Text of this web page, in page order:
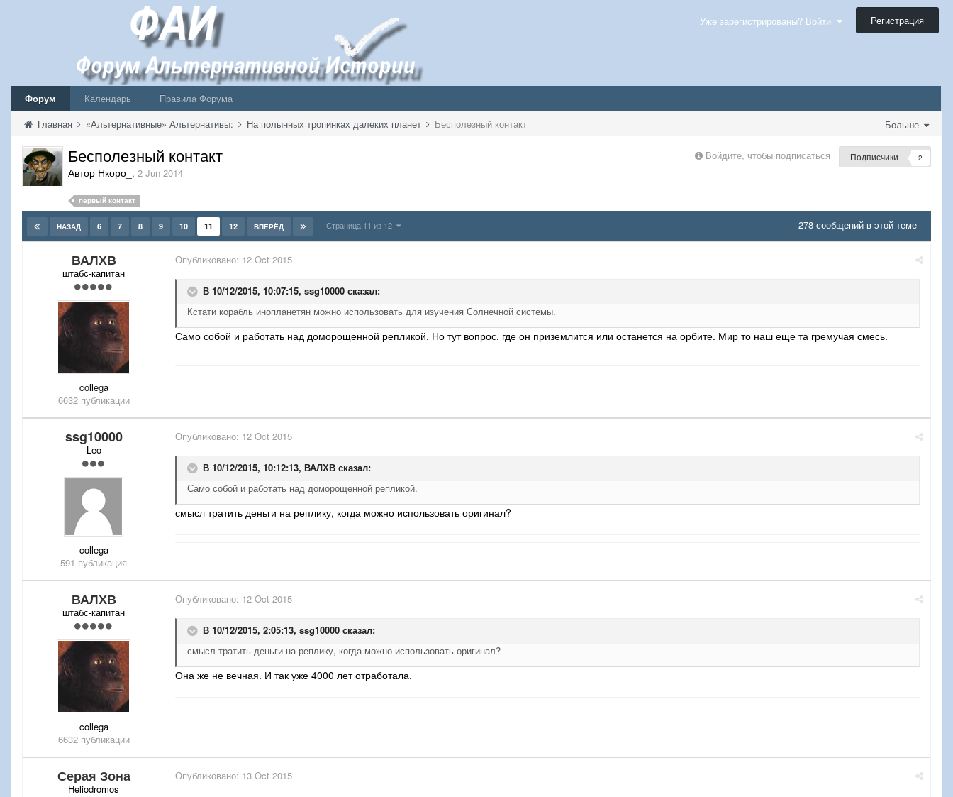
Уже зарегистрированы? Войти Регистрация
Форум Календарь
Правила Форума
Больше
Главная «Альтернативные» Альтернативы: На полынных тропинках далеких планет Бесполезный контакт
Войдите, чтобы подписаться Подписчики 2
Бесполезный контакт
Автор Нкоро_ , 2 Jun 2014
первый контакт
278 сообщений в этой теме
НАЗАД 6 7 8 9 10 11 12 ВПЕРЁД Страница 11 из 12
ВАЛХВ
штабс-капитан
collega
6632 публикации
Опубликовано: 12 Oct 2015
В 10/12/2015, 10:07:15, ssg10000 сказал:
Кстати корабль инопланетян можно использовать для изучения Солнечной системы.
Само собой и работать над доморощенной репликой. Но тут вопрос, где он приземлится или останется на орбите. Мир то наш еще та гремучая смесь.
ssg10000
Leo
collega
591 публикация
Опубликовано: 12 Oct 2015
В 10/12/2015, 10:12:13, ВАЛХВ сказал:
Само собой и работать над доморощенной репликой.
смысл тратить деньги на реплику, когда можно использовать оригинал?
ВАЛХВ
штабс-капитан
collega
6632 публикации
Опубликовано: 12 Oct 2015
В 10/12/2015, 2:05:13, ssg10000 сказал:
смысл тратить деньги на реплику, когда можно использовать оригинал?
Она же не вечная. И так уже 4000 лет отработала.
Серая Зона
Heliodromos
Опубликовано: 13 Oct 2015